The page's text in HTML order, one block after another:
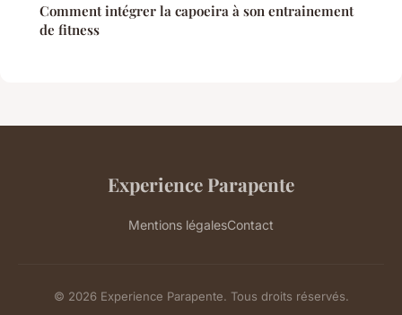
Comment intégrer la capoeira à son entrainement
de fitness
Experience Parapente
Mentions légalesContact
© 2026 Experience Parapente. Tous droits réservés.